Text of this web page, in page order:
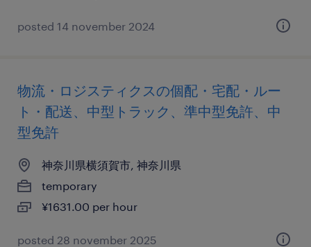
posted 14 november 2024
物流・ロジスティクスの個配・宅配・ルー
ト・配送、中型トラック、準中型免許、中
型免許
神奈川県横須賀市, 神奈川県
temporary
¥1631.00 per hour
posted 28 november 2025